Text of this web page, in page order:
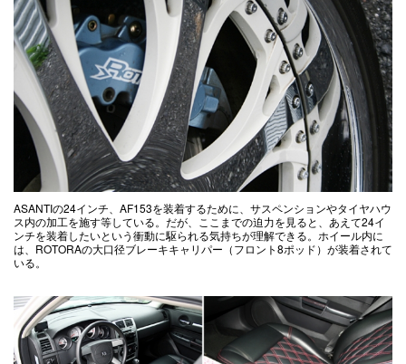
ASANTIの24インチ、AF153を装着するために、サスペンションやタイヤハウ
ス内の加工を施す等している。だが、ここまでの迫力を見ると、あえて24イ
ンチを装着したいという衝動に駆られる気持ちが理解できる。ホイール内に
は、ROTORAの大口径ブレーキキャリパー（フロント8ポッド）が装着されて
いる。